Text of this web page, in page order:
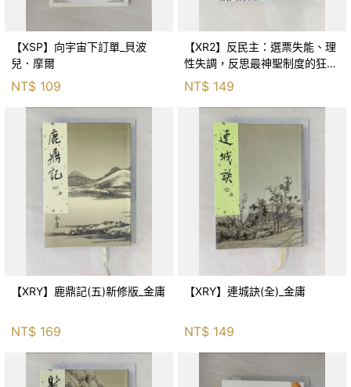
【XSP】向宇宙下訂單_貝波
兒．摩爾
NT$ 109
【XR2】反民主：選票失能、理
性失調，反思最神聖制度的狂亂
NT$ 149
【XRY】鹿鼎記(五)新修版_金庸
NT$ 169
【XRY】連城訣(全)_金庸
NT$ 149